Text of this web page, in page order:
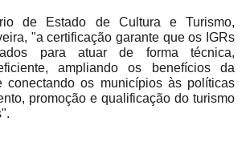
de Estado de Cultura e Turismo,
"a certificação garante que os IGRs
para atuar de forma técnica,
ampliando os benefícios da
conectando os municípios às políticas
promoção e qualificação do turismo